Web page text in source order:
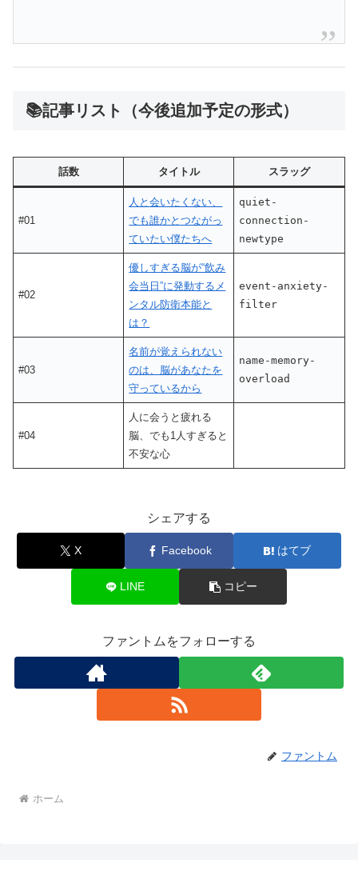
📚記事リスト（今後追加予定の形式）
話数 タイトル スラッグ
#01
人と会いたくない、
でも誰かとつながっ
ていたい僕たちへ
quiet-
connection-
newtype
#02
優しすぎる脳が“飲み
会当日”に発動するメ
ンタル防衛本能と
は？
event-anxiety-
filter
#03
名前が覚えられない
のは、脳があなたを
守っているから
name-memory-
overload
#04
人に会うと疲れる
脳、でも1人すぎると
不安な心
シェアする
X Facebook はてブ
LINE コピー
ファントムをフォローする
ファントム
ホーム